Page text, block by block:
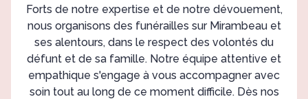
Forts de notre expertise et de notre dévouement,
nous organisons des funérailles sur Mirambeau et
ses alentours, dans le respect des volontés du
défunt et de sa famille. Notre équipe attentive et
empathique s'engage à vous accompagner avec
soin tout au long de ce moment difficile. Dès nos